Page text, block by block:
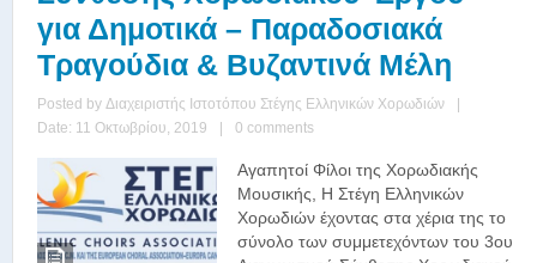
για Δημοτικά – Παραδοσιακά
Τραγούδια & Βυζαντινά Μέλη
Posted by Διαχειριστής Ιστοτόπου Στέγης Ελληνικών Χορωδιών
|
Date: 11 Οκτωβρίου, 2019
| 0 comments
Αγαπητοί Φίλοι της Χορωδιακής
Μουσικής, Η Στέγη Ελληνικών
Χορωδιών έχοντας στα χέρια της το
σύνολο των συμμετεχόντων του 3ου